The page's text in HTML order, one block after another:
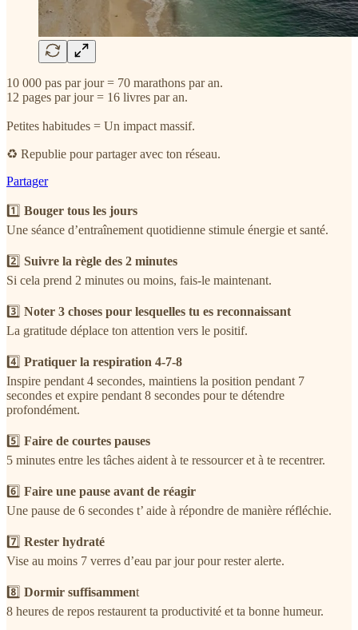
10 000 pas par jour = 70 marathons par an.
12 pages par jour = 16 livres par an.
Petites habitudes = Un impact massif.
♻️ Republie pour partager avec ton réseau.
Partager
1️⃣ Bouger tous les jours
Une séance d’entraînement quotidienne stimule énergie et santé.
2️⃣ Suivre la règle des 2 minutes
Si cela prend 2 minutes ou moins, fais-le maintenant.
3️⃣ Noter 3 choses pour lesquelles tu es reconnaissant
La gratitude déplace ton attention vers le positif.
4️⃣ Pratiquer la respiration 4-7-8
Inspire pendant 4 secondes, maintiens la position pendant 7
secondes et expire pendant 8 secondes pour te détendre
profondément.
5️⃣ Faire de courtes pauses
5 minutes entre les tâches aident à te ressourcer et à te recentrer.
6️⃣ Faire une pause avant de réagir
Une pause de 6 secondes t’ aide à répondre de manière réfléchie.
7️⃣ Rester hydraté
Vise au moins 7 verres d’eau par jour pour rester alerte.
8️⃣ Dormir suffisamment
8 heures de repos restaurent ta productivité et ta bonne humeur.